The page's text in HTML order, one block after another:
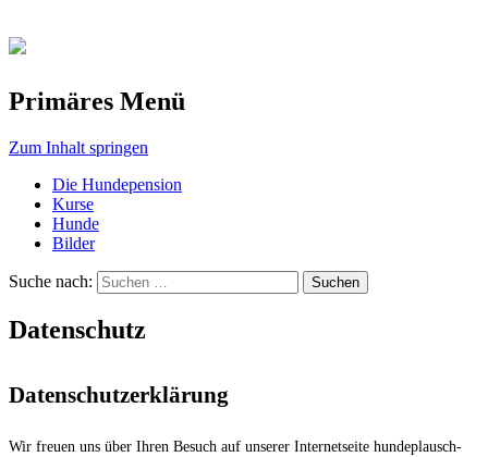
Primäres Menü
Zum Inhalt springen
Die Hundepension
Kurse
Hunde
Bilder
Suche nach:
Datenschutz
Datenschutzerklärung
Wir freuen uns über Ihren Besuch auf unserer Internetseite hundeplausch-